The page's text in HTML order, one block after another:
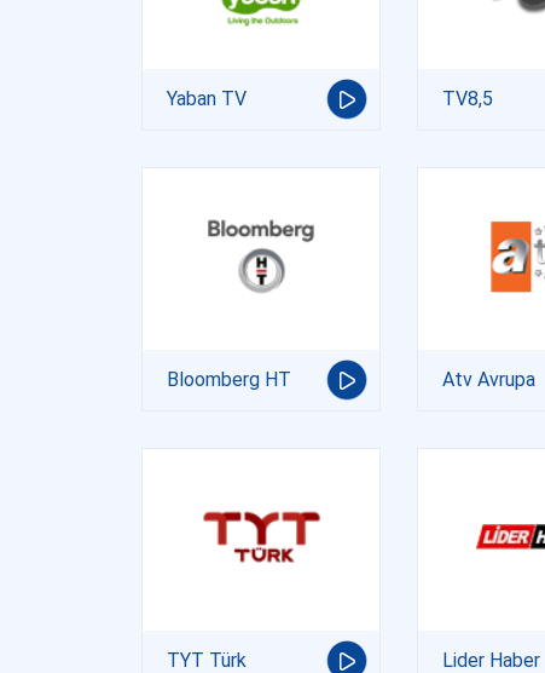
Yaban TV TV8,5
Bloomberg HT Atv Avrupa
TYT Türk Lider Haber